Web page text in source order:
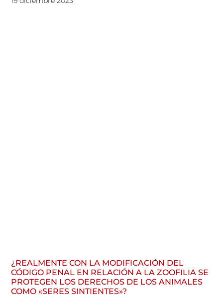
¿REALMENTE CON LA MODIFICACIÓN DEL
CÓDIGO PENAL EN RELACIÓN A LA ZOOFILIA SE
PROTEGEN LOS DERECHOS DE LOS ANIMALES
COMO «SERES SINTIENTES»?